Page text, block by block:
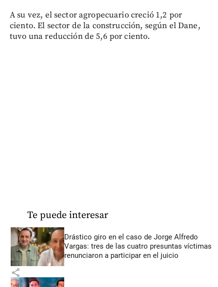
A su vez, el sector agropecuario creció 1,2 por
ciento. El sector de la construcción, según el Dane,
tuvo una reducción de 5,6 por ciento.
Te puede interesar
Drástico giro en el caso de Jorge Alfredo
Vargas: tres de las cuatro presuntas víctimas
renunciaron a participar en el juicio
share